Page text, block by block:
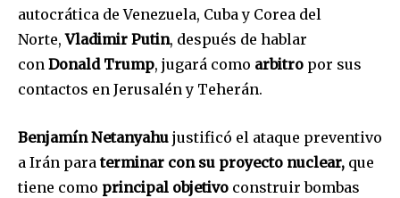
autocrática de Venezuela, Cuba y Corea del
Norte,Vladimir Putin, después de hablar
con Donald Trump, jugará como arbitro por sus
contactos en Jerusalén y Teherán.
Benjamín Netanyahu justificó el ataque preventivo
a Irán paraterminar con su proyecto nuclear, que
tiene como principal objetivo construir bombas